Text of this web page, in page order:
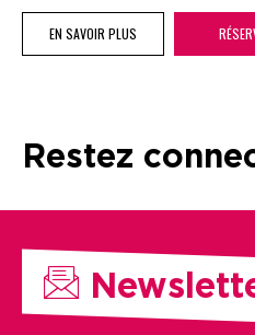
EN SAVOIR PLUS
Restez